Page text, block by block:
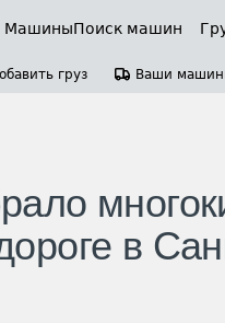
МашиныПоиск машин
груз Ваши
в